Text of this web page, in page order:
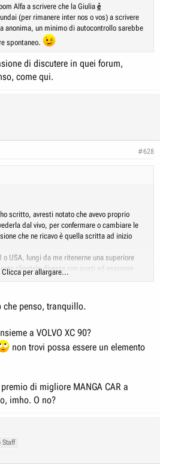
Alfa a scrivere che la Giulia è
(per rimanere inter nos o vos) a scrivere
anonima, un minimo di autocontrollo sarebbe
spontaneo.
di discutere in quei forum,
come qui.
#628
scritto, avresti notato che avevo proprio
dal vivo, per confermare o cambiare le
che ne ricavo è quella scritta ad inizio
o USA, lungi da me ritenerne una superiore
clientele diverse con gusti ed esigenze
piace un sacco agli americani ciò non
che gli americani o i giapponesi o gli
penso che la cosa influirà sui miei gusti e le
di discutere in quei forum, scriverò quello
Clicca per allargare...
penso, tranquillo.
a VOLVO XC 90?
non trovi possa essere un elemento
di migliore MANGA CAR a
imho. O no?
Staff